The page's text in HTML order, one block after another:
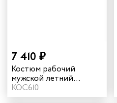
7 410 ₽
Костюм рабочий
мужской летний
"Памир" цвет серый/
черный/красный
КОС610